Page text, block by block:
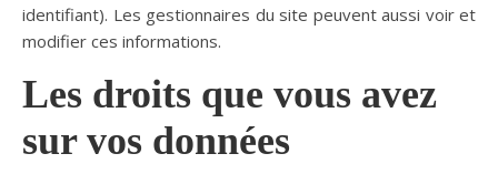
identifiant). Les gestionnaires du site peuvent aussi voir et
modifier ces informations.
Les droits que vous avez
sur vos données